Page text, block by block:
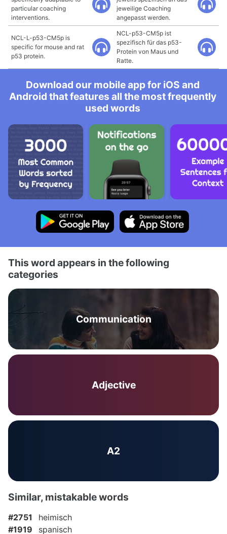
particular coaching
interventions.
jeweilige Coaching
angepasst werden.
NCL-L-p53-CM5p is
specific for mouse and rat
p53 protein.
NCL-p53-CM5p ist
spezifisch für das p53-
Protein von Maus und
Ratte.
Download our mobile app for iOS and
Android that features all the most frequently
used words
This word appears in the following
categories
Communication
Adjective
A2
Similar, mistakable words
#2751
heimisch
#1919
spanisch